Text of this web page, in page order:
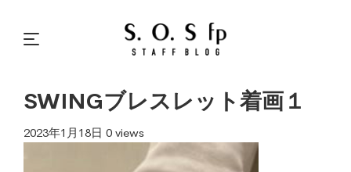
SWINGブレスレット着画１
2023年1月18日 0 views